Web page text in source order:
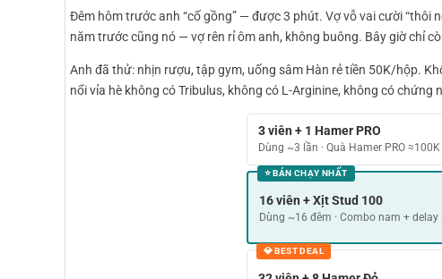
Đêm hôm trước anh “cố gồng” — được 3 phút. Vợ vỗ vai cười
năm trước cũng nó — vợ rên rỉ ôm anh, không buông. Bây giờ chỉ
Anh đã thử: nhịn rượu, tập gym, uống sâm Hàn rẻ tiền 50K/hộp.
nổi vỉa hè không có Tribulus, không có L-Arginine, không có
3 viên + 1 Hamer PRO
Dùng ~3 lần · Quà Hamer PRO ≈100K
⭐ BÁN CHẠY NHẤT
16 viên + Xịt Stud 100
Dùng ~16 đêm · Combo nam + delay
💎 BEST DEAL